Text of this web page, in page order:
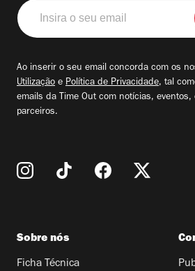
Insira
o
seu
Ao inserir o seu email concorda com os
Utilização e Política de Privacidade, tal
emails da Time Out com notícias,
parceiros.
Sobre nós
Ficha Técnica